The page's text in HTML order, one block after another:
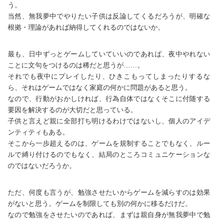
う。
当然、無我夢中でやりたい子供は反論してくるだろうが、明確な
根拠・理論があれば納得してくれるのではないか。
最も、日中ずっとゲームしていていいのであれば、夜中やれない
ことに文句をつけるのは稀だと思うが……。
それでも夜中にプレイしたり、ひきこもってしまったりするな
ら、それはゲームではなく家庭の何かに問題があると思う。
なので、行動がおかしければ、行為自体ではなくそこに付随する
要因を解決するのが大切だと思っている。
子供と言えど親に全部打ち明けるわけではないし、個人のアイデ
ンティティもある。
そこから一歩超えるのは、ゲームを規制することでもなく、ルー
ルで縛り付けるのでもなく、結局のところコミュニケーションな
のではないだろうか。
ただ、何度も言うが、勉強させたいからゲームを減らすのは効果
がないと思う。ゲームを制限しても別の何かに移るだけだ。
なので勉強をさせたいのであれば、まずは親自身が無我夢中で勉